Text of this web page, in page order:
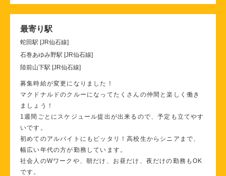
最寄り駅
蛇田駅 [JR仙石線]
石巻あゆみ野駅 [JR仙石線]
陸前山下駅 [JR仙石線]
募集時給が変更になりました！
マクドナルドのクルーになってたくさんの仲間と楽しく働き
ましょう！
1週間ごとにスケジュール提出が出来るので、予定も立てやす
いです。
初めてのアルバイトにもピッタリ！高校生からシニアまで、
幅広い年代の方が勤務しています。
社会人のWワークや、朝だけ、お昼だけ、夜だけの勤務もOK
です。